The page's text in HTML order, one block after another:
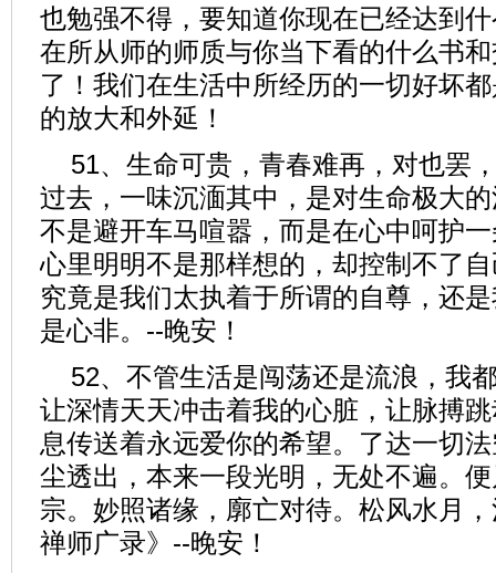
也勉强不得，要知道你现在已经达到
在所从师的师质与你当下看的什么书
了！我们在生活中所经历的一切好坏
的放大和外延！
51、生命可贵，青春难再，对也罢
过去，一味沉湎其中，是对生命极大
不是避开车马喧嚣，而是在心中呵护
心里明明不是那样想的，却控制不了
究竟是我们太执着于所谓的自尊，还
是心非。--晚安！
52、不管生活是闯荡还是流浪，我
让深情天天冲击着我的心脏，让脉搏
息传送着永远爱你的希望。了达一切
尘透出，本来一段光明，无处不遍。
宗。妙照诸缘，廓亡对待。松风水月
禅师广录》--晚安！